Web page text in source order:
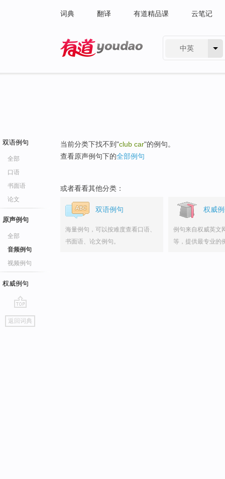
词典 翻译 有道精品课 云笔记
中英
双语例句
全部
口语
书面语
论文
原声例句
全部
音频例句
视频例句
权威例句
go
top
返回词典
当前分类下找不到"club car"的例句。
查看原声例句下的全部例句
或者看看其他分类：
双语例句
海量例句，可以按难度查看口语、
书面语、论文例句。
权威
例句来自权威英文
等，提供最专业的